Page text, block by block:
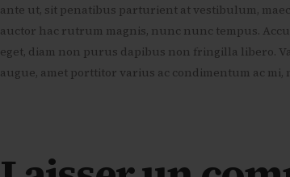
ante ut, sit penatibus parturient at vestibulum,
auctor hac rutrum magnis, nunc nunc tempus.
eget, diam non purus dapibus non fringilla libero.
augue, amet porttitor varius ac condimentum ac mi,